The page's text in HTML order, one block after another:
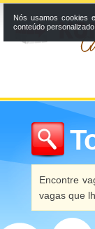
Encontre
vagas que
Nós usamos cookies
conteúdo